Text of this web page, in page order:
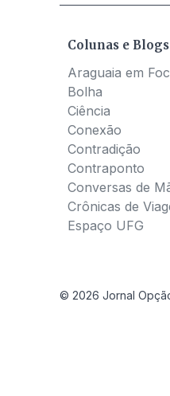
Colunas e Blogs
Araguaia em
Bolha
Ciência
Conexão
Contradição
Contraponto
Conversas de
Crônicas de
Espaço UFG
© 2026 Jornal